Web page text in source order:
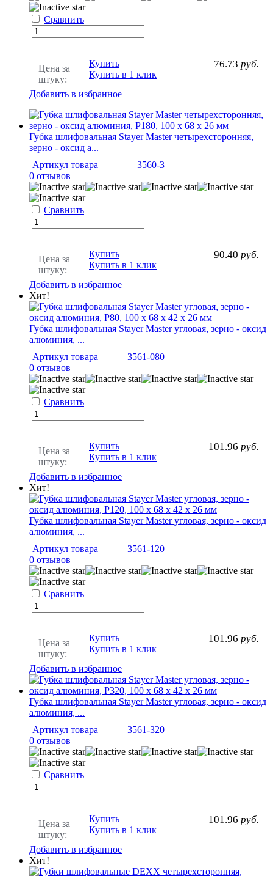
Сравнить
Цена за
штуку:
76.73 руб.
Купить
Купить в 1 клик
Добавить в избранное
Губка шлифовальная Stayer Master четырехсторонняя,
зерно - оксид а...
Артикул товара
3560-3
0 отзывов
Сравнить
Цена за
штуку:
90.40 руб.
Купить
Купить в 1 клик
Добавить в избранное
Хит!
Губка шлифовальная Stayer Master угловая, зерно - оксид
алюминия, ...
Артикул товара
3561-080
0 отзывов
Сравнить
Цена за
штуку:
101.96 руб.
Купить
Купить в 1 клик
Добавить в избранное
Хит!
Губка шлифовальная Stayer Master угловая, зерно - оксид
алюминия, ...
Артикул товара
3561-120
0 отзывов
Сравнить
Цена за
штуку:
101.96 руб.
Купить
Купить в 1 клик
Добавить в избранное
Губка шлифовальная Stayer Master угловая, зерно - оксид
алюминия, ...
Артикул товара
3561-320
0 отзывов
Сравнить
Цена за
штуку:
101.96 руб.
Купить
Купить в 1 клик
Добавить в избранное
Хит!